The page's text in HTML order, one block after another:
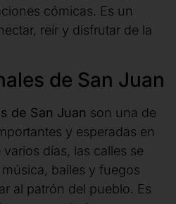
cómicas. Es un
reír y disfrutar de la
de San Juan
de San Juan son una de
y esperadas en
varios días, las calles se
bailes y fuegos
al patrón del pueblo. Es